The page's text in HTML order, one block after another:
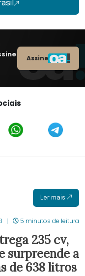
Assine
Ler mais
5 minutos de leitura
235 cv,
surpreende a
de 638 litros